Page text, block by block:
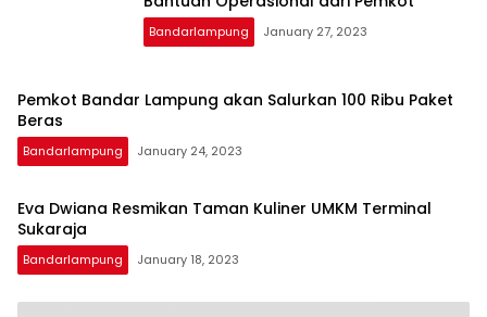
Bandarlampung January 27, 2023
Pemkot Bandar Lampung akan Salurkan 100 Ribu Paket
Beras
Bandarlampung January 24, 2023
Eva Dwiana Resmikan Taman Kuliner UMKM Terminal
Sukaraja
Bandarlampung January 18, 2023